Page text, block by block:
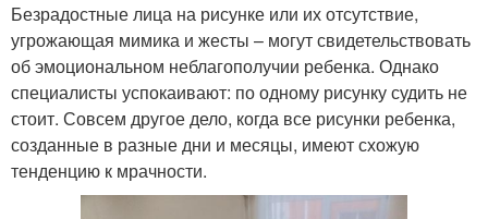
Безрадостные лица на рисунке или их отсутствие,
угрожающая мимика и жесты – могут свидетельствовать
об эмоциональном неблагополучии ребенка. Однако
специалисты успокаивают: по одному рисунку судить не
стоит. Совсем другое дело, когда все рисунки ребенка,
созданные в разные дни и месяцы, имеют схожую
тенденцию к мрачности.